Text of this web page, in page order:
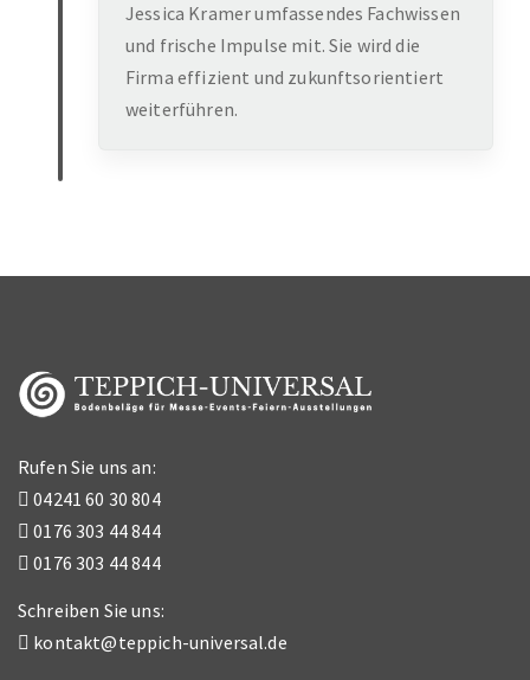
Jessica Kramer umfassendes Fachwissen
und frische Impulse mit. Sie wird die
Firma effizient und zukunftsorientiert
weiterführen.
Rufen Sie uns an:
04241 60 30 804
0176 303 44 844
0176 303 44 844
Schreiben Sie uns:
kontakt@teppich-universal.de